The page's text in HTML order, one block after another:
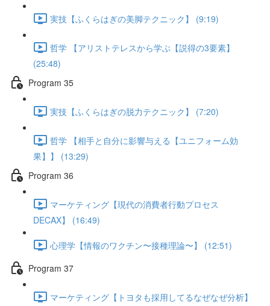
実技【ふくらはぎの美脚テクニック】 (9:19)
哲学 【アリストテレスから学ぶ【説得の3要素】
(25:48)
Program 35
実技【ふくらはぎの脱力テクニック】 (7:20)
哲学 【相手と自分に影響与える【ユニフォーム効
果】】 (13:29)
Program 36
マーケティング【現代の消費者行動プロセス
DECAX】 (16:49)
心理学【情報のワクチン〜接種理論〜】 (12:51)
Program 37
マーケティング【トヨタも採用してるなぜなぜ分析】